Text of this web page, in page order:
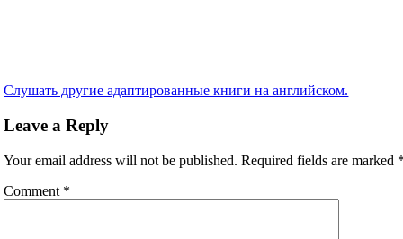
Слушать другие адаптированные книги на английском.
Leave a Reply
Your email address will not be published. Required fields are marked
Comment *